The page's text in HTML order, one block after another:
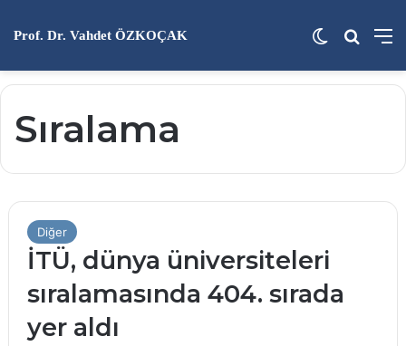
Prof. Dr. Vahdet ÖZKOÇAK Dış
Sıralama
Diğer
İTÜ, dünya üniversiteleri
sıralamasında 404. sırada
yer aldı